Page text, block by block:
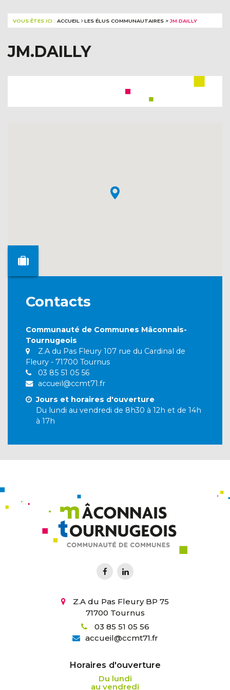
VOUS ÊTES ICI : ACCUEIL LES ÉLUS COMMUNAUTAIRES > JM.DAILLY
JM.DAILLY
Contacts
Communauté de Communes Mâconnais-
Tournugeois
Z.A du Pas Fleury 107 rue du Cardinal de
Fleury - 71700 Tournus
03 85 51 05 56
accueil@ccmt71.fr
Jours et horaires d'ouverture
Du lundi au vendredi de 8h30 à 12h et de 14h
à 17h
Z.A du Pas Fleury BP 75
71700 Tournus
03 85 51 05 56
accueil@ccmt71.fr
Horaires d'ouverture
Du lundi
au vendredi